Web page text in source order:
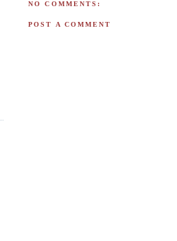
NO COMMENTS:
POST A COMMENT